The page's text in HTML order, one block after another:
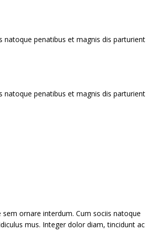
penatibus et magnis dis parturient
penatibus et magnis dis parturient
ornare interdum. Cum sociis natoque
mus. Integer dolor diam, tincidunt ac